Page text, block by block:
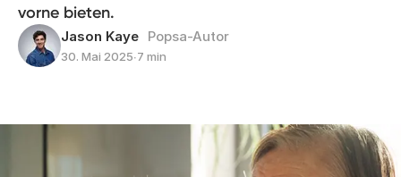
vorne bieten.
Jason Kaye Popsa-Autor
30. Mai 2025∙7 min